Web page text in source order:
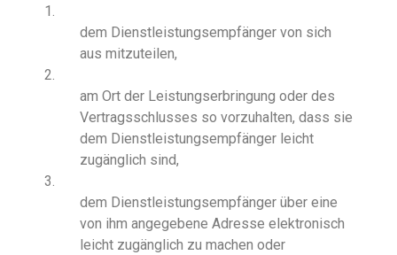
1.
dem Dienstleistungsempfänger von sich
aus mitzuteilen,
2.
am Ort der Leistungserbringung oder des
Vertragsschlusses so vorzuhalten, dass sie
dem Dienstleistungsempfänger leicht
zugänglich sind,
3.
dem Dienstleistungsempfänger über eine
von ihm angegebene Adresse elektronisch
leicht zugänglich zu machen oder